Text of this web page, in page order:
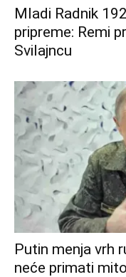
Mladi Radnik
pripreme: Remi
Svilajncu
Putin menja vrh
neće primati